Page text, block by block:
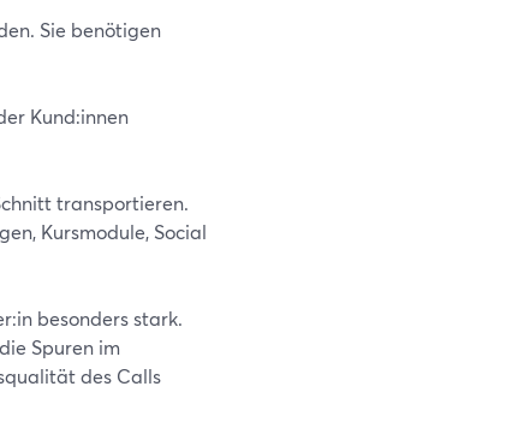
Sie benötigen
Kund:innen
transportieren.
Kursmodule, Social
besonders stark.
Spuren im
des Calls